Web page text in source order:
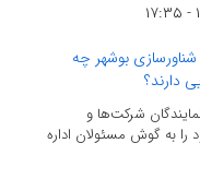
بوشهر چه
دارند؟
شرکت‌ها و
را به گوش مسئولان اداره